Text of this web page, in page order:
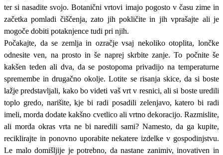
ter si nasadite svojo. Botanični vrtovi imajo pogosto v času zime in
začetka pomladi čiščenja, zato jih pokličite in jih vprašajte ali je
mogoče dobiti potaknjence tudi pri njih.
Počakajte, da se zemlja in ozračje vsaj nekoliko otoplita, lončke
odnesite ven, na prosto in še naprej skrbite zanje. To počnite še
kakšen teden ali dva, da se postopoma privadijo na temperaturne
spremembe in drugačno okolje. Lotite se risanja skice, da si boste
lažje predstavljali, kako bo videti vaš vrt v resnici, ali si boste uredili
toplo gredo, narišite, kje bi radi posadili zelenjavo, katero bi radi
imeli, morda dodate kakšno cvetlico ali vrtno dekoracijo. Razmislite,
ali morda okras vrta ne bi naredili sami? Namesto, da ga kupite,
reciklirajte in ponovno uporabite nekatere izdelke v gospodinjstvu.
Le malo domišljije je potrebno, da nastane zanimiv, inovativen in